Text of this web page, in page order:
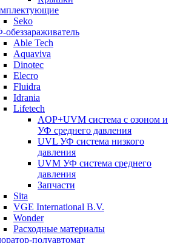
Seko
Able Tech
Aquaviva
Dinotec
Elecro
Fluidra
Idrania
Lifetech
AOP+UVM система с озоном и
УФ среднего давления
UVL УФ система низкого
давления
UVM УФ система среднего
давления
Запчасти
Sita
VGE International B.V.
Wonder
Расходные материалы
полуавтомат